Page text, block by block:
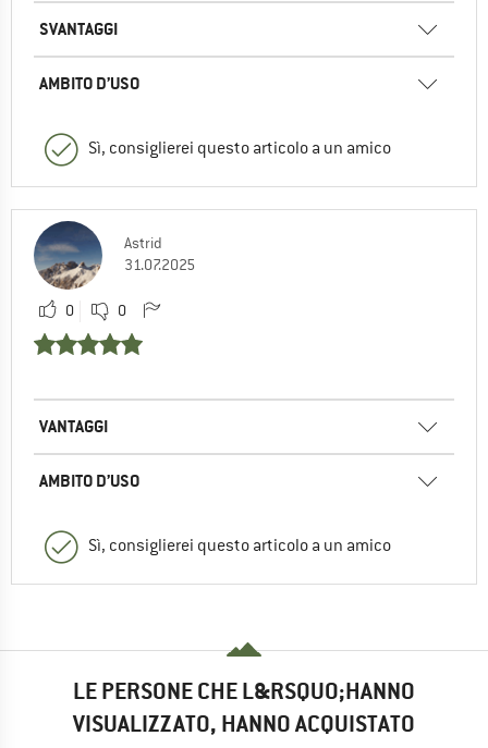
SVANTAGGI
AMBITO D’USO
Sì, consiglierei questo articolo a un amico
Astrid
31.07.2025
0 0
VANTAGGI
AMBITO D’USO
Sì, consiglierei questo articolo a un amico
LE PERSONE CHE L&RSQUO;HANNO
VISUALIZZATO, HANNO ACQUISTATO